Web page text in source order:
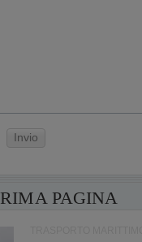
Invio
PAGINA